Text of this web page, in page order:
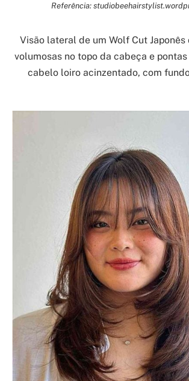
Referência:
Visão lateral de um Wolf Cut Japonês
volumosas no topo da cabeça e
cabelo loiro acinzentado, com